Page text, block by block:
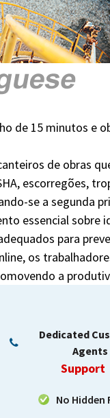
de 15 minutos e
de obras
escorregões,
se a segunda
essencial
para
os
a
Dedicated
Agents
Support
No Hidden